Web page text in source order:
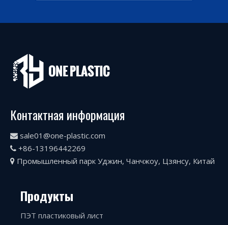
Контактная информация
 sale01@one-plastic.com
 +86-13196442269
 Промышленный парк Уджин, Чанчжоу, Цзянсу, Китай
Продукты
ПЭТ пластиковый лист